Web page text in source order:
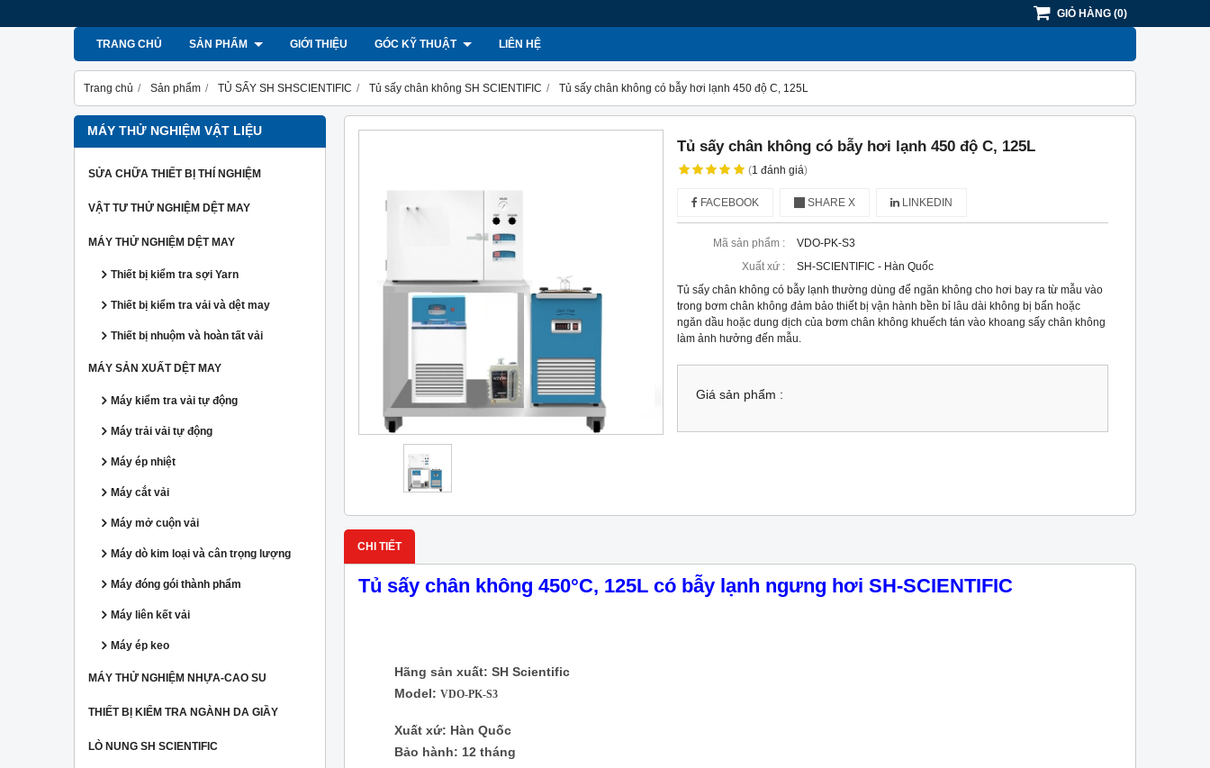
GIỎ HÀNG (0)
TRANG CHỦ SẢN PHẨM GIỚI THIỆU GÓC KỸ THUẬT LIÊN HỆ
Trang chủ Sản phẩm TỦ SẤY SH SHSCIENTIFIC Tủ sấy chân không SH SCIENTIFIC Tủ sấy chân không có bẫy hơi lạnh 450 độ C, 125L
MÁY THỬ NGHIỆM VẬT LIỆU
SỬA CHỮA THIẾT BỊ THÍ NGHIỆM
VẬT TƯ THỬ NGHIỆM DỆT MAY
MÁY THỬ NGHIỆM DỆT MAY
Thiết bị kiểm tra sợi Yarn
Thiết bị kiểm tra vải và dệt may
Thiết bị nhuộm và hoàn tất vải
MÁY SẢN XUẤT DỆT MAY
Máy kiểm tra vải tự động
Máy trải vải tự động
Máy ép nhiệt
Máy cắt vải
Máy mở cuộn vải
Máy dò kim loại và cân trọng lượng
Máy đóng gói thành phẩm
Máy liên kết vải
Máy ép keo
MÁY THỬ NGHIỆM NHỰA-CAO SU
THIẾT BỊ KIỂM TRA NGÀNH DA GIẦY
LÒ NUNG SH SCIENTIFIC
Tủ sấy chân không có bẫy hơi lạnh 450 độ C, 125L
(1đánh giá)
FACEBOOK SHARE X LINKEDIN
Mã sản phẩm :
VDO-PK-S3
Xuất xứ :
SH-SCIENTIFIC - Hàn Quốc
Tủ sấy chân không có bẫy lạnh thường dùng để ngăn không cho hơi bay ra từ mẫu vào
trong bơm chân không đảm bảo thiết bị vận hành bền bỉ lâu dài không bị bẩn hoặc
ngăn dầu hoặc dung dịch của bơm chân không khuếch tán vào khoang sấy chân không
làm ảnh hưởng đến mẫu.
Giá sản phẩm :
CHI TIẾT
Tủ sấy chân không 450°C, 125L có bẫy lạnh ngưng hơi SH-SCIENTIFIC
Hãng sản xuất: SH Scientific
Model: VDO-PK-S3
Xuất xứ: Hàn Quốc
Bảo hành: 12 tháng